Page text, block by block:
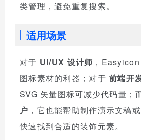
类管理，避免重复搜索。
适用场景
对于 UI/UX 设计师 ，
图标素材的利器；对于前端开
SVG 矢量图标可减少代码量；
户 ，它也能帮助制作演示文稿
快速找到合适的装饰元素。